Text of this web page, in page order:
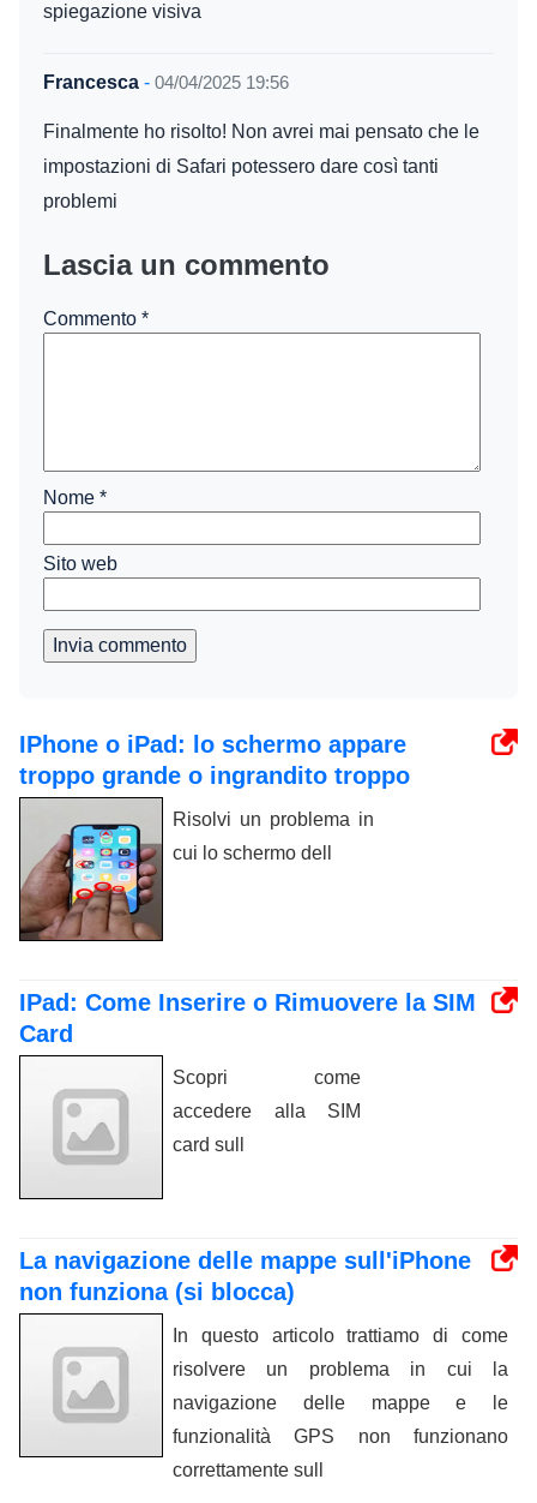
spiegazione visiva
Francesca - 04/04/2025 19:56
Finalmente ho risolto! Non avrei mai pensato che le
impostazioni di Safari potessero dare così tanti
problemi
Lascia un commento
Commento *
Nome *
Sito web
Invia commento
IPhone o iPad: lo schermo appare
troppo grande o ingrandito troppo
Risolvi un problema in
cui lo schermo dell
IPad: Come Inserire o Rimuovere la SIM
Card
Scopri come
accedere alla SIM
card sull
La navigazione delle mappe sull'iPhone
non funziona (si blocca)
In questo articolo trattiamo di come
risolvere un problema in cui la
navigazione delle mappe e le
funzionalità GPS non funzionano
correttamente sull